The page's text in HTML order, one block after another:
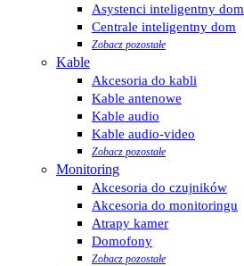
Asystenci inteligentny dom
Centrale inteligentny dom
Zobacz pozostałe
Kable
Akcesoria do kabli
Kable antenowe
Kable audio
Kable audio-video
Zobacz pozostałe
Monitoring
Akcesoria do czujników
Akcesoria do monitoringu
Atrapy kamer
Domofony
Zobacz pozostałe